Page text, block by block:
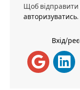
Щоб відправити
авторизуватись.
Вхід/